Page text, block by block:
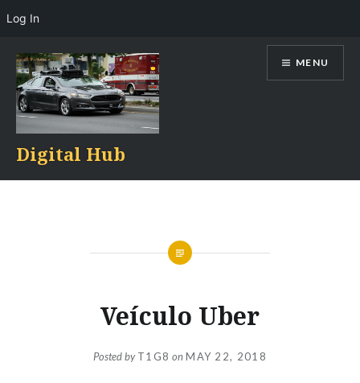
content
Digital Hub
MENU
Veículo Uber
Posted byT1G8 onMAY 22, 2018
Log In